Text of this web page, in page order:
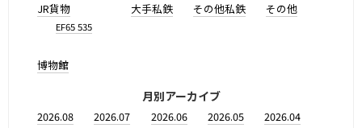
JR貨物
EF65 535
大手私鉄 その他私鉄 その他
博物館
月別アーカイブ
2026.08 2026.07 2026.06 2026.05
2026.04